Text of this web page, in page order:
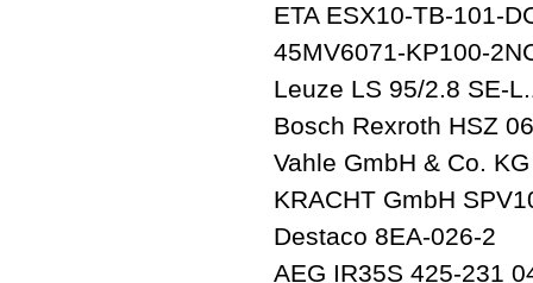
ETA ESX10-TB-101-
45MV6071-KP100-
Leuze LS 95/2.8 SE-
Bosch Rexroth HSZ
Vahle GmbH & Co.
KRACHT GmbH
Destaco 8EA-026-2
AEG IR35S 425-231